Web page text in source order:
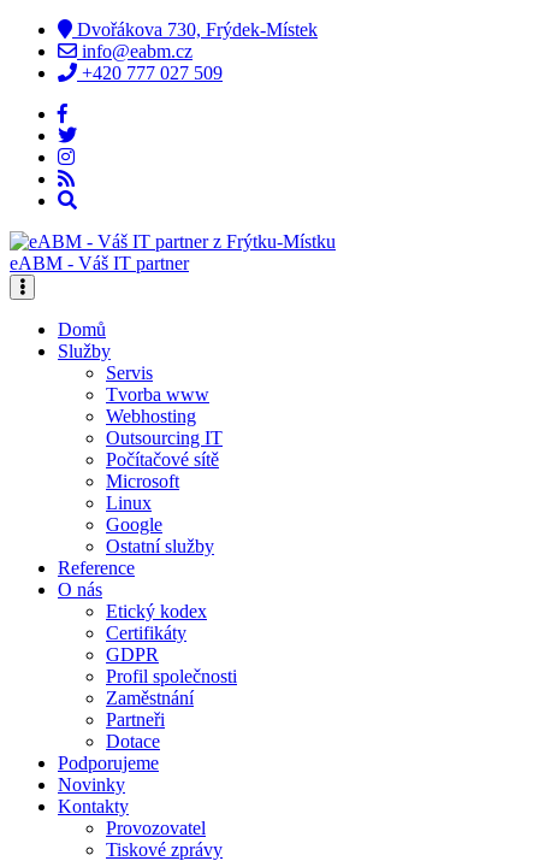
Dvořákova 730, Frýdek-Místek
info@eabm.cz
+420 777 027 509
eABM - Váš IT partner
Domů
Služby
Servis
Tvorba www
Webhosting
Outsourcing IT
Počítačové sítě
Microsoft
Linux
Google
Ostatní služby
Reference
O nás
Etický kodex
Certifikáty
GDPR
Profil společnosti
Zaměstnání
Partneři
Dotace
Podporujeme
Novinky
Kontakty
Provozovatel
Tiskové zprávy